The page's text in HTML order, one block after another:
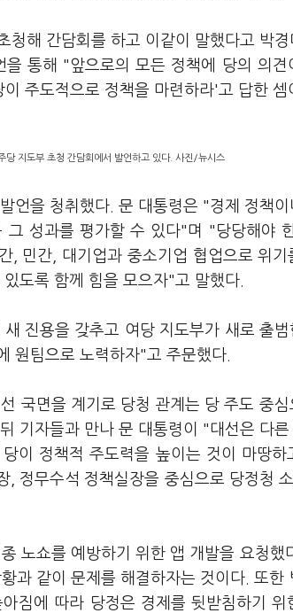
해 간담회를 하고 이같이 말했다고 박경
통해 "앞으로의 모든 정책에 당의 의견
주도적으로 정책을 마련하라'고 답한 셈
지도부 초청 간담회에서 발언하고 있다. 사진/뉴시스
언을 청취했다. 문 대통령은 "경제 정책이
성과를 평가할 수 있다"며 "당당해야
, 민간, 대기업과 중소기업 협업으로 위기
도록 함께 힘을 모으자"고 말했다.
진용을 갖추고 여당 지도부가 새로 출범
원팀으로 노력하자"고 주문했다.
국면을 계기로 당청 관계는 당 주도 중
기자들과 만나 문 대통령이 "대선은 다른
이 정책적 주도력을 높이는 것이 마땅하
정무수석 정책실장을 중심으로 당정청
노쇼를 예방하기 위한 앱 개발을 요청했
과 같이 문제를 해결하자는 것이다. 또한
짐에 따라 당정은 경제를 뒷받침하기 위